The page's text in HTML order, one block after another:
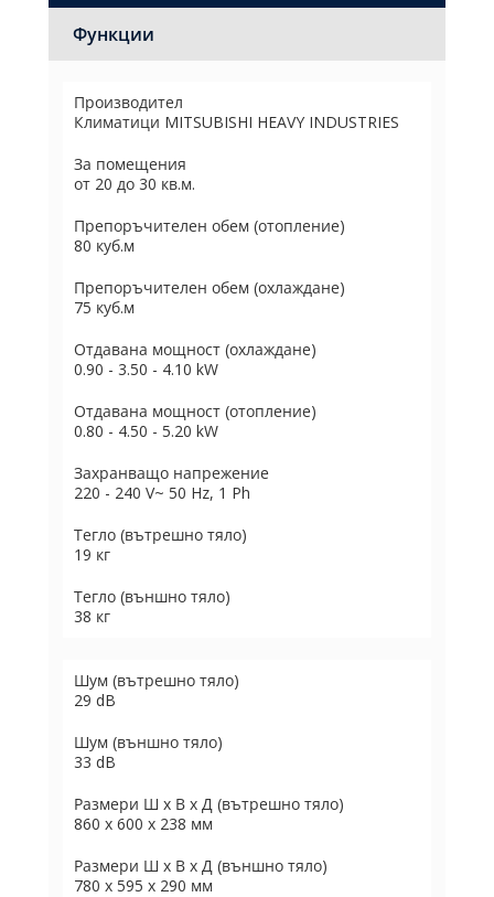
Функции
Производител
Климатици MITSUBISHI HEAVY INDUSTRIES
За помещения
от 20 до 30 кв.м.
Препоръчителен обем (отопление)
80 куб.м
Препоръчителен обем (охлаждане)
75 куб.м
Отдавана мощност (охлаждане)
0.90 - 3.50 - 4.10 kW
Отдавана мощност (отопление)
0.80 - 4.50 - 5.20 kW
Захранващо напрежение
220 - 240 V~ 50 Hz, 1 Ph
Тегло (вътрешно тяло)
19 кг
Тегло (външно тяло)
38 кг
Шум (вътрешно тяло)
29 dB
Шум (външно тяло)
33 dB
Размери Ш х В х Д (вътрешно тяло)
860 x 600 x 238 мм
Размери Ш х В х Д (външно тяло)
780 х 595 х 290 мм